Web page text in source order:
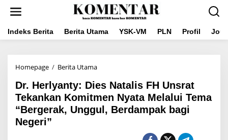
Indeks Berita Berita Utama YSK-VM PLN Profil
Homepage / Berita UtamaDr.
Dies
Natalis
FH
Unsrat
Dr. Herlyanty: Dies Natalis FH Unsrat
Tekankan Komitmen Nyata Melalui Tema
“Bergerak, Unggul, Berdampak bagi
Negeri”